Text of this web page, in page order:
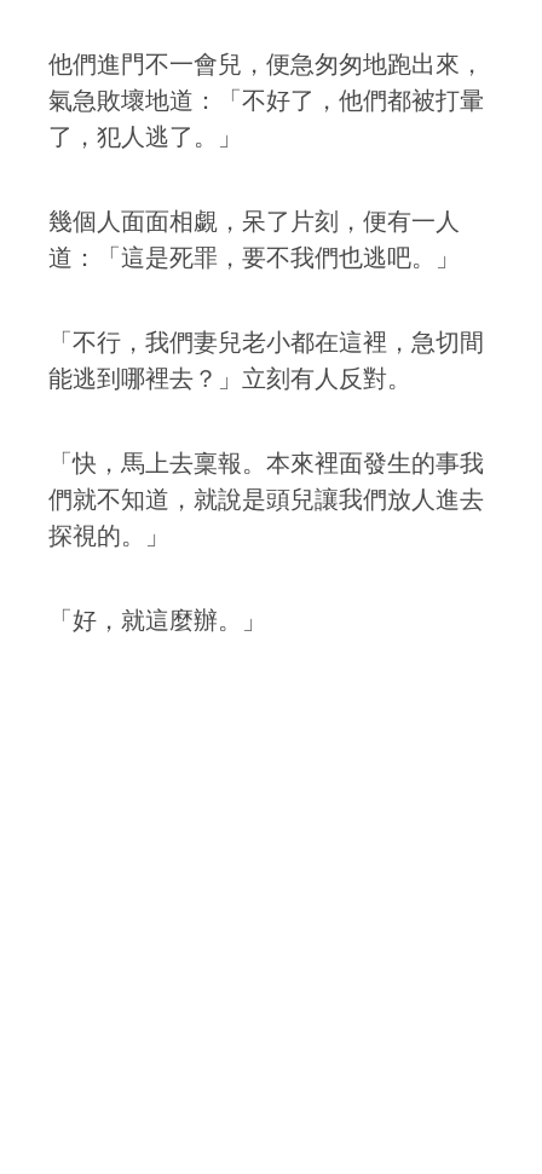
他們進門不一會兒，便急匆匆地跑出來，
氣急敗壞地道：「不好了，他們都被打暈
了，犯人逃了。」
幾個人面面相覷，呆了片刻，便有一人
道：「這是死罪，要不我們也逃吧。」
「不行，我們妻兒老小都在這裡，急切間
能逃到哪裡去？」立刻有人反對。
「快，馬上去稟報。本來裡面發生的事我
們就不知道，就說是頭兒讓我們放人進去
探視的。」
「好，就這麼辦。」